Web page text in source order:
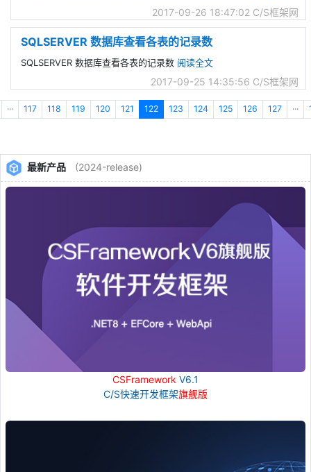
2017-09-26 18:47:02 C/S框架网
SQLSERVER 数据库查看各表的记录数
SQLSERVER 数据库查看各表的记录数 阅读全文
2017-09-25 14:35:56 C/S框架网
··· 117 118 119 120 121 122 123 124 125 126 127 ···
最新产品 (2024-release)
CSFramework V6.1
C/S快速开发框架旗舰版